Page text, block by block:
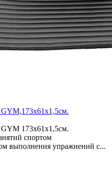
173x61x1,5см.
занятий спортом
выполнения упражнений с...